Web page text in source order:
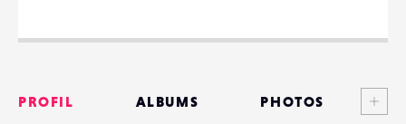
DESTINATAIRE
VOTRE
VOTRE
PROFIL ALBUMS PHOTOS